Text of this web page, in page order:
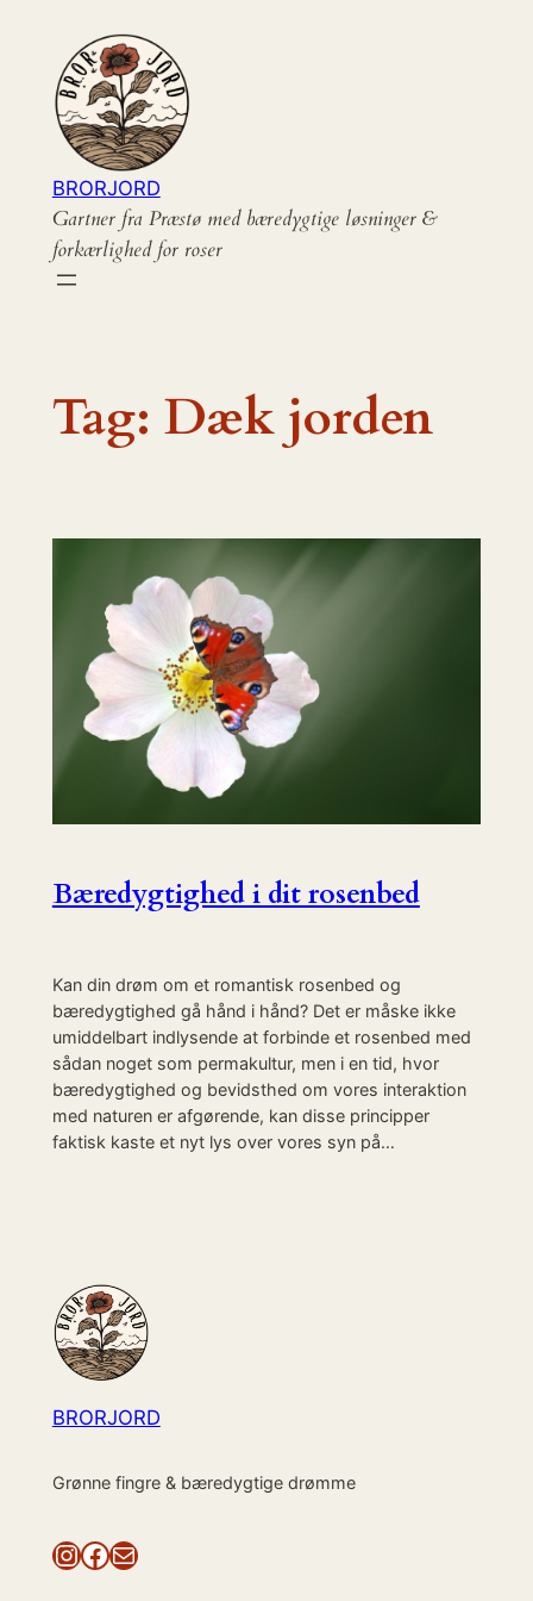
indhold
BRORJORD
Gartner fra Præstø med bæredygtige løsninger &
forkærlighed for roser
Tag: Dæk jorden
Bæredygtighed i dit rosenbed
Kan din drøm om et romantisk rosenbed og
bæredygtighed gå hånd i hånd? Det er måske ikke
umiddelbart indlysende at forbinde et rosenbed med
sådan noget som permakultur, men i en tid, hvor
bæredygtighed og bevidsthed om vores interaktion
med naturen er afgørende, kan disse principper
faktisk kaste et nyt lys over vores syn på…
BRORJORD
Grønne fingre & bæredygtige drømme
InstagramFacebook Mail